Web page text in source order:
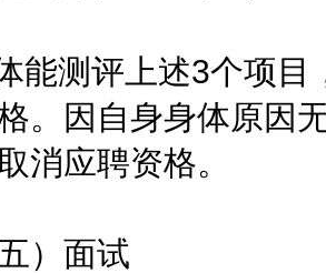
测评上述3个项目
。因自身身体原因
消应聘资格。
面试